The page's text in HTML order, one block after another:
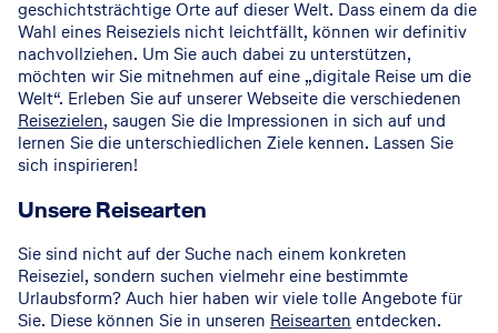
geschichtsträchtige Orte auf dieser Welt. Dass einem da die
Wahl eines Reiseziels nicht leichtfällt, können wir definitiv
nachvollziehen. Um Sie auch dabei zu unterstützen,
möchten wir Sie mitnehmen auf eine „digitale Reise um die
Welt“. Erleben Sie auf unserer Webseite die verschiedenen
Reisezielen, saugen Sie die Impressionen in sich auf und
lernen Sie die unterschiedlichen Ziele kennen. Lassen Sie
sich inspirieren!
Unsere Reisearten
Sie sind nicht auf der Suche nach einem konkreten
Reiseziel, sondern suchen vielmehr eine bestimmte
Urlaubsform? Auch hier haben wir viele tolle Angebote für
Sie. Diese können Sie in unseren Reisearten entdecken.